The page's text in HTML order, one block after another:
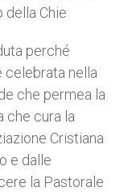
della Chie
perché
celebrata nella
che permea la
che cura la
Cristiana
e dalle
la Pastorale